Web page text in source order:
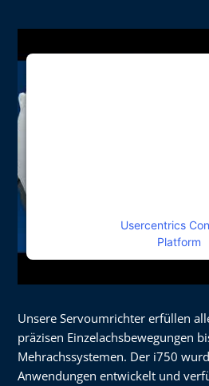
Usercentrics
Platform
Unsere Servoumrichter erfüllen
präzisen Einzelachsbewegungen
Mehrachssystemen. Der i750
Anwendungen entwickelt und